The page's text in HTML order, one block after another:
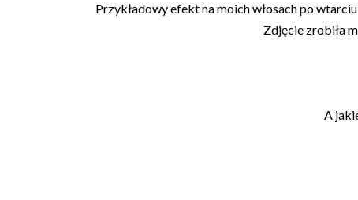
Przykładowy efekt na moich włosach po
Zdjęcie zrobiła
A